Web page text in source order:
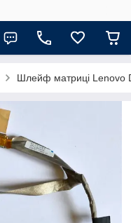
Шлейф матриці Lenovo